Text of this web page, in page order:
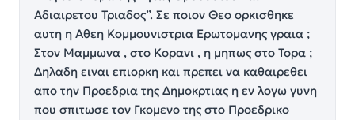
Αδιαιρετου Τριαδος”. Σε ποιον Θεο ορκισθηκε
αυτη η Αθεη Κομμουνιστρια Ερωτομανης γραια ;
Στον Μαμμωνα , στο Κορανι , η μηπως στο Τορα ;
Δηλαδη ειναι επιορκη και πρεπει να καθαιρεθει
απο την Προεδρια της Δημοκρτιας η εν λογω γυνη
που σπιτωσε τον Γκομενο της στο Προεδρικο